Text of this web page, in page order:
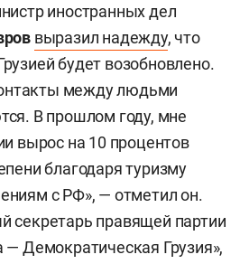
иностранных дел
выразил надежду, что
будет возобновлено.
между людьми
В прошлом году, мне
вырос на 10 процентов
благодаря туризму
с РФ», — отметил он.
секретарь правящей партии
— Демократическая Грузия»,